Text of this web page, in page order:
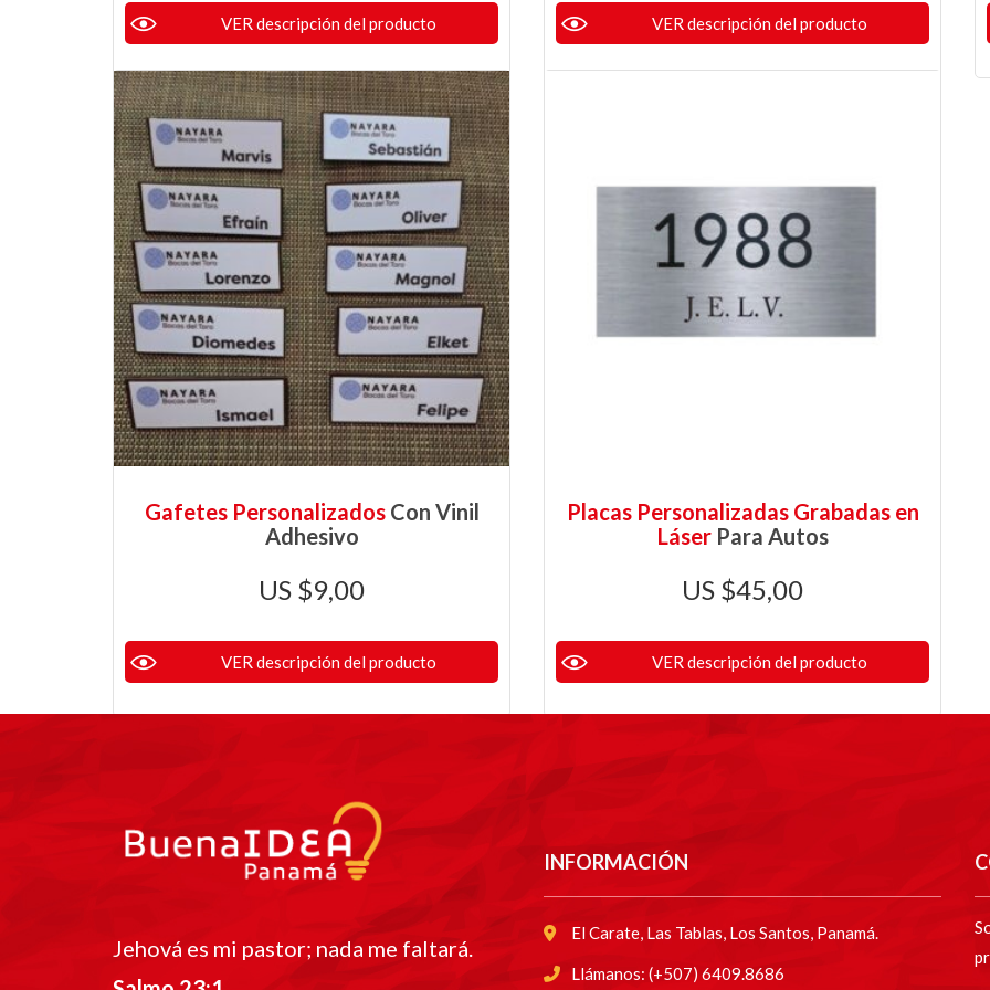
VER descripción del producto VER descripción del producto
Gafetes PersonalizadosCon Vinil
Adhesivo
$9,00
VER descripción del producto
Placas Personalizadas Grabadas en
LáserPara Autos
$45,00
VER descripción del producto
Jehová es mi pastor; nada me faltará.
INFORMACIÓN
El Carate, Las Tablas, Los Santos, Panamá.
Llámanos: (+507) 6409.8686